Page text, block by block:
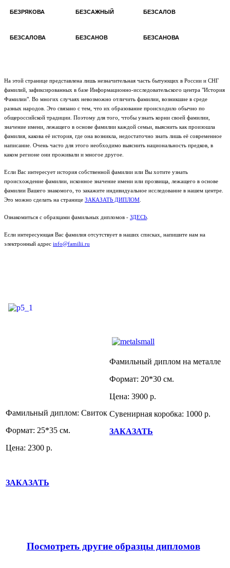
БЕЗРЯКОВА БЕЗСАЖНЫЙ БЕЗСАЛОВ
БЕЗСАЛОВА БЕЗСАНОВ БЕЗСАНОВА
На этой странице представлена лишь незначительная часть бытующих в России и СНГ
фамилий, зафиксированных в базе Информационно-исследовательского центра "История
Фамилии". Во многих случаях невозможно отличить фамилии, возникшие в среде
разных народов. Это связано с тем, что их образование происходило обычно по
общероссийской традиции. Поэтому для того, чтобы узнать корни своей фамилии,
значение имени, лежащего в основе фамилии каждой семьи, выяснить как произошла
фамилия, какова её история, где она возникла, недостаточно знать лишь её современное
написание. Очень часто для этого необходимо выяснить национальность предков, в
каком регионе они проживали и многое другое.
Если Вас интересует история собственной фамилии или Вы хотите узнать
происхождение фамилии, исконное значение имени или прозвища, лежащего в основе
фамилии Вашего знакомого, то закажите индивидуальное исследование в нашем центре.
Это можно сделать на странице ЗАКАЗАТЬ ДИПЛОМ
Ознакомиться с образцами фамильных дипломов - ЗДЕСЬ
Если интересующая Вас фамилия отсутствует в наших списках, напишите нам на
электронный адрес info@familii.ru
Фамильный диплом: Свиток
Формат: 25*35 см.
Цена: 2300 р.
ЗАКАЗАТЬ
Фамильный диплом на металле
Формат: 20*30 см.
Цена: 3900 р.
Сувенирная коробка: 1000 р.
ЗАКАЗАТЬ
Посмотреть другие образцы дипломов